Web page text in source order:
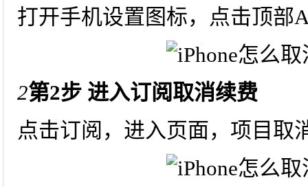
打开手机设置图标，点击顶部
2第2步 进入订阅取消续费
点击订阅，进入页面，项目取